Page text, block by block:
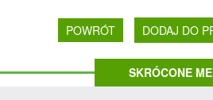
POWRÓT
SKRÓCONE